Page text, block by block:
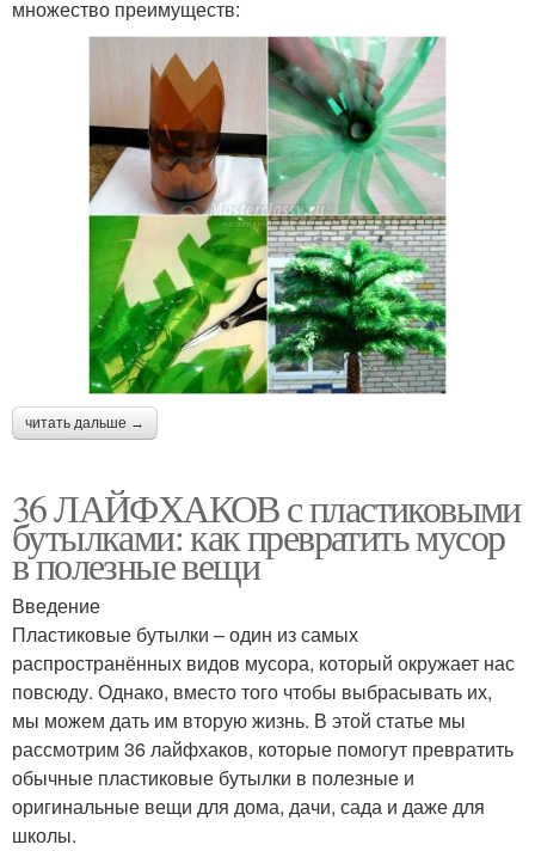
множество преимуществ:
читать дальше →
36 ЛАЙФХАКОВ с пластиковыми
бутылками: как превратить мусор
в полезные вещи
Введение
Пластиковые бутылки – один из самых
распространённых видов мусора, который окружает нас
повсюду. Однако, вместо того чтобы выбрасывать их,
мы можем дать им вторую жизнь. В этой статье мы
рассмотрим 36 лайфхаков, которые помогут превратить
обычные пластиковые бутылки в полезные и
оригинальные вещи для дома, дачи, сада и даже для
школы.